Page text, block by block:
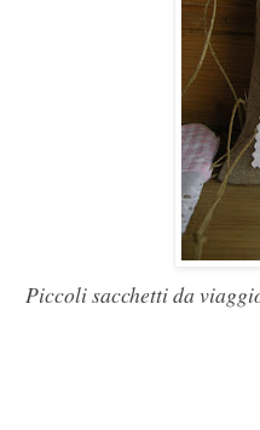
Piccoli sacchetti da